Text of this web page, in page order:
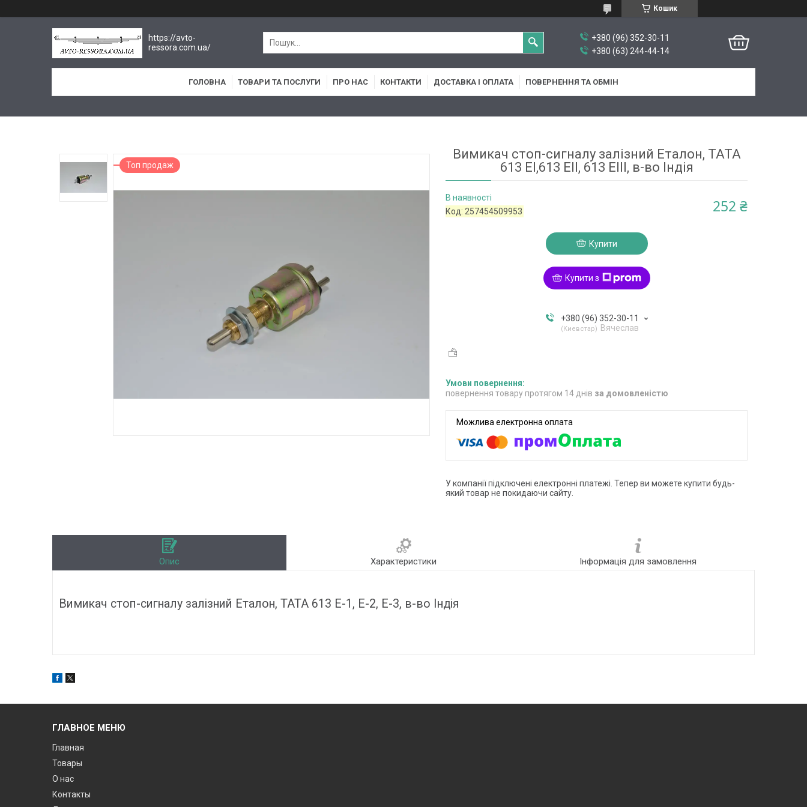
Кошик
https://avto-
ressora.com.ua/
+380 (96) 352-30-11
+380 (63) 244-44-14
ГОЛОВНА ТОВАРИ ТА ПОСЛУГИ ПРО НАС КОНТАКТИ ДОСТАВКА І ОПЛАТА ПОВЕРНЕННЯ ТА ОБМІН
Топ продаж
Вимикач стоп-сигналу залізний Еталон, TATA
613 EI,613 EII, 613 EIII, в-во Індія
В наявності
Код: 257454509953 252 ₴
Купити
Купити з
+380 (96) 352-30-11
Киевстар Вячеслав
повернення товару протягом 14 днів за домовленістю
У компанії підключені електронні платежі. Тепер ви можете купити будь-
який товар не покидаючи сайту.
Опис Характеристики Інформація для замовлення
Вимикач стоп-сигналу залізний Еталон, TATA 613 E-1, E-2, E-3, в-во Індія
ГЛАВНОЕ МЕНЮ
Главная
Товары
О нас
Контакты